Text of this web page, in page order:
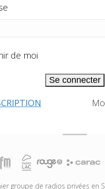
de moi
Se connecter
groupe de radios privées en